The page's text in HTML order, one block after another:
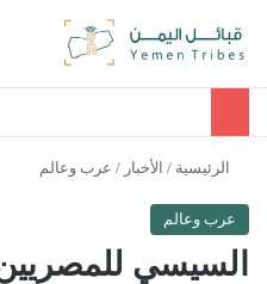
الرئيسية / الأخبار / عرب وعالم
عرب وعالم
السيسي